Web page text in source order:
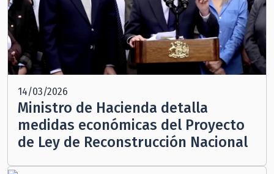
14/03/2026
Ministro de Hacienda detalla
medidas económicas del Proyecto
de Ley de Reconstrucción Nacional